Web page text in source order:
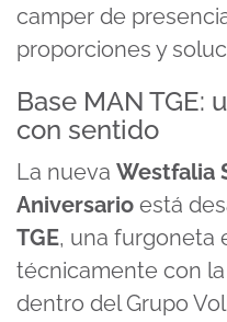
camper de
proporciones y
Base MAN TGE:
con sentido
La nueva Westfalia
Aniversario está
TGE, una furgoneta
técnicamente con
dentro del Grupo